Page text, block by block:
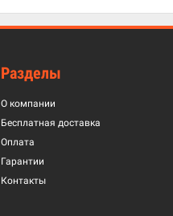
Разделы
О компании
Бесплатная доставка
Оплата
Гарантии
Контакты